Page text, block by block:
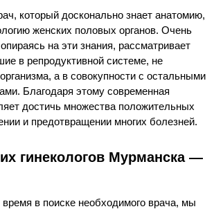
который досконально знает анатомию,
женских половых органов. Очень
на эти знания, рассматривает
в репродуктивной системе, не
а в совокупности с остальными
Благодаря этому современная
достичь множества положительных
и предотвращении многих болезней.
гинекологов Мурманска —
в поиске необходимого врача, мы